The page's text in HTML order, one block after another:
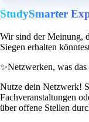
StudySmarter
Wir sind der Meinung,
Siegen erhalten
✨Netzwerken, was
Nutze dein Netzwerk!
Fachveranstaltungen
über offene Stellen